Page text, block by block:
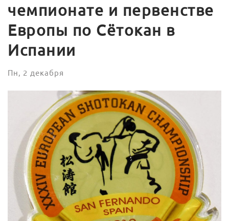
чемпионате и первенстве
Европы по Сётокан в
Испании
Пн, 2 декабря